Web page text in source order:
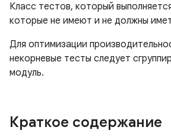
Класс тестов, который
которые не имеют и не должны
Для оптимизации
некорневые тесты следует
модуль.
Краткое содержание